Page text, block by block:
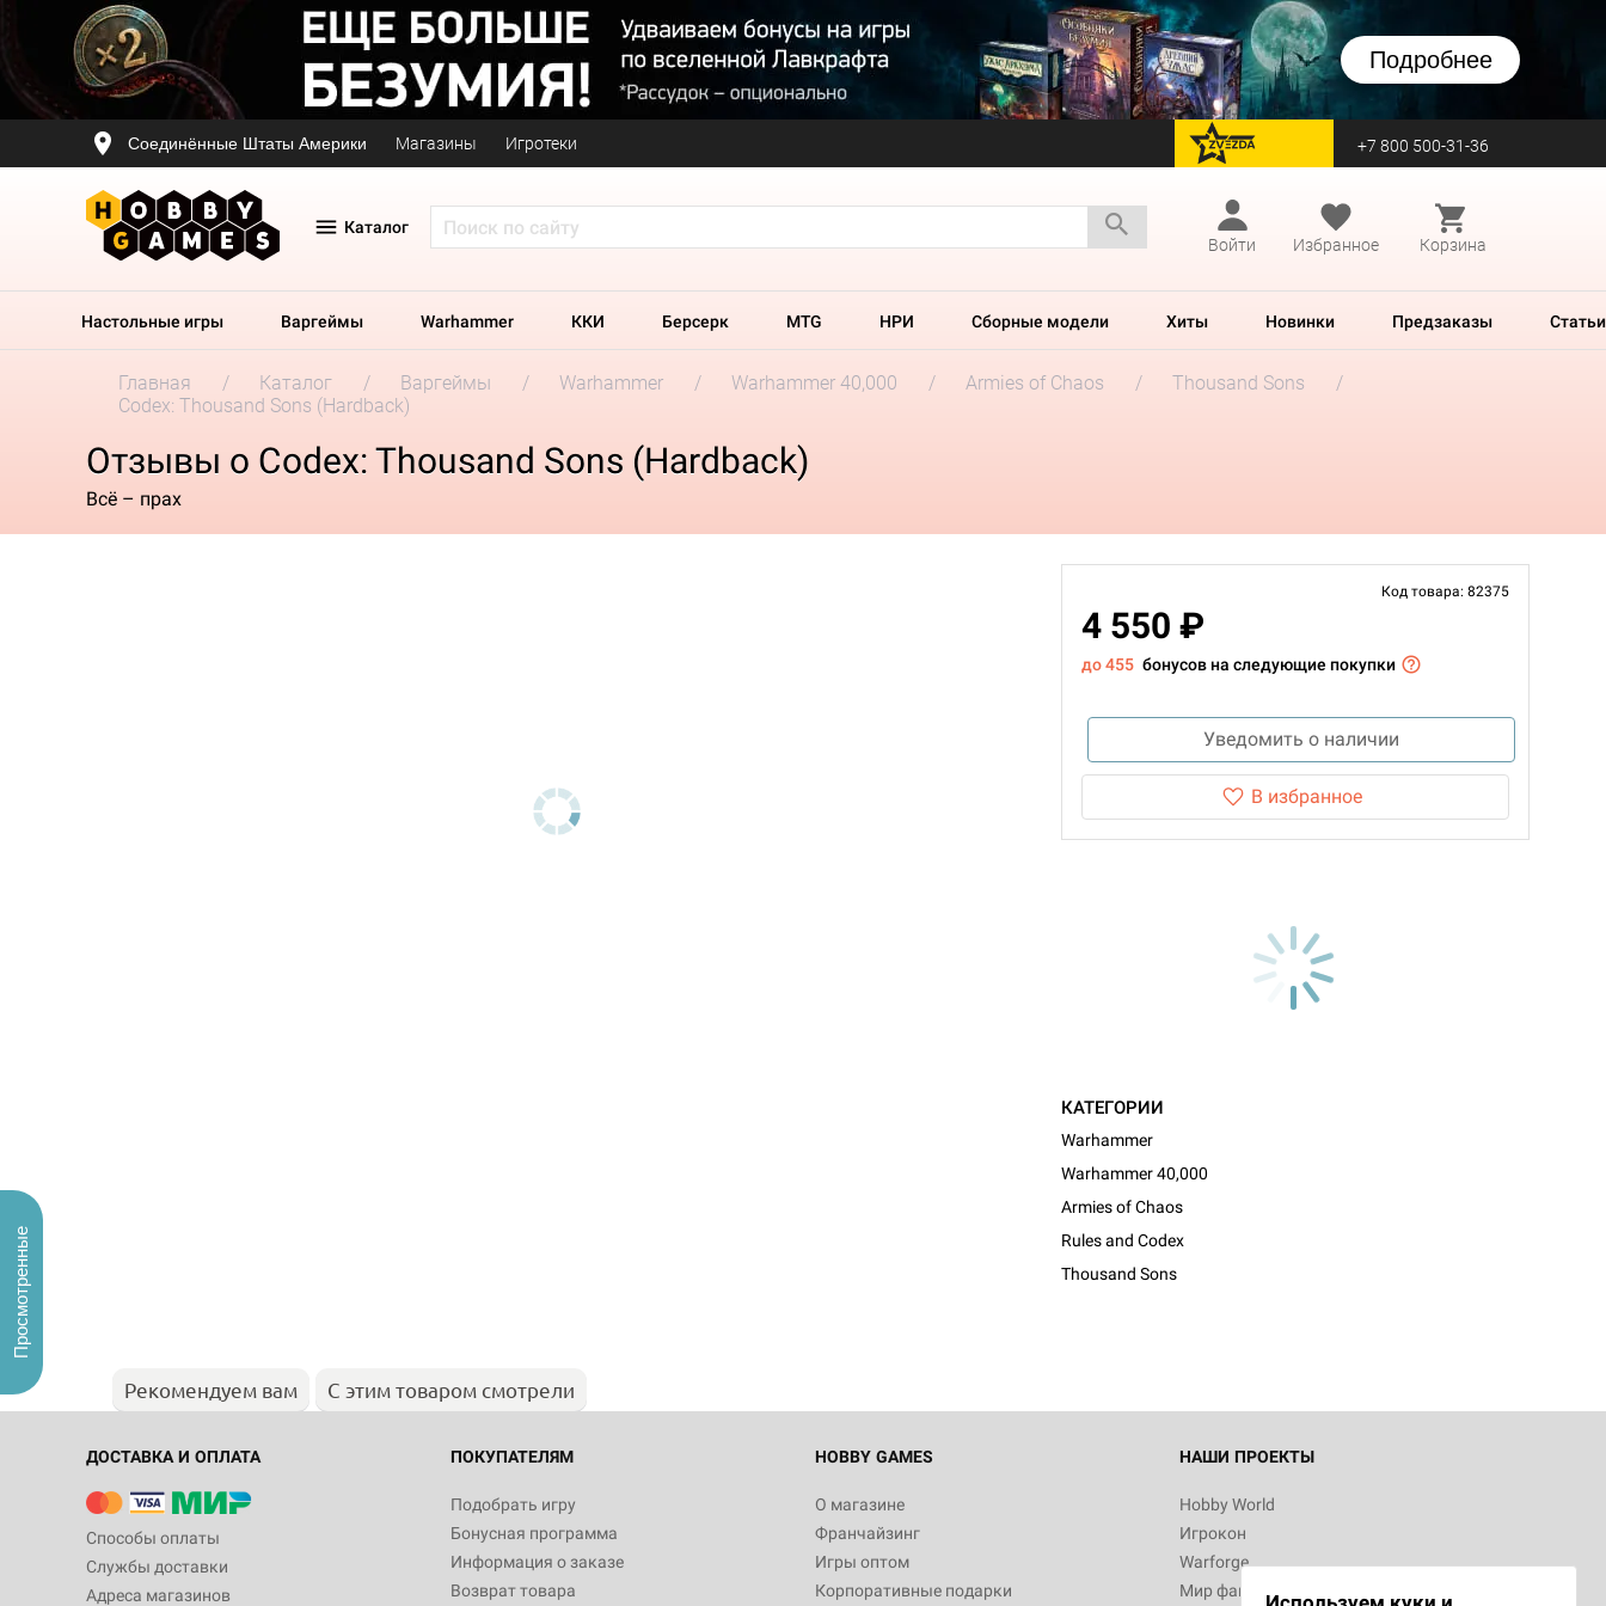
Подробнее
Соединённые Штаты Америки Магазины Игротеки перейти на Zvezda +7 800 500-31-36
Каталог
Войти
Избранное Корзина
Настольные игры Варгеймы Warhammer ККИ Берсерк MTG НРИ Сборные модели Хиты Новинки Предзаказы Статьи
Главная Каталог Варгеймы Warhammer Warhammer 40,000 Armies of Chaos
Thousand Sons
Codex: Thousand Sons (Hardback)
Отзывы о Codex: Thousand Sons (Hardback)
Всё – прах
Код товара: 82375
4 550 ₽
до 455 бонусов на следующие покупки
Уведомить о наличии
В избранное
КАТЕГОРИИ
Warhammer
Warhammer 40,000
Armies of Chaos
Rules and Codex
Thousand Sons
Рекомендуем вам С этим товаром смотрели
ДОСТАВКА И ОПЛАТА
Способы оплаты
Службы доставки
Адреса магазинов
ПОКУПАТЕЛЯМ
Подобрать игру
Бонусная программа
Информация о заказе
Возврат товара
HOBBY GAMES
О магазине
Франчайзинг
Игры оптом
Корпоративные подарки
НАШИ ПРОЕКТЫ
Hobby World
Игрокон
Warforge
Мир фантастики
Просмотренные
Настольная игра Hobby World Монстры
Белая смерть
12 990
Настольная игра Hobby World Берсерк.